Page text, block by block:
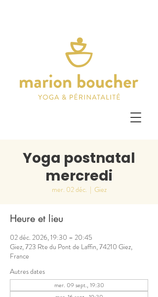
Yoga postnatal
mercredi
mer. 02 déc.
  |
Giez
Heure et lieu
02 déc. 2026, 19:30 – 20:45
Giez, 723 Rte du Pont de Laffin, 74210 Giez,
France
Autres dates
mer. 09 sept., 19:30